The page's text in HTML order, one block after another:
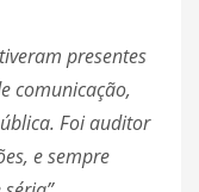
presentes
comunicação,
Foi auditor
e sempre